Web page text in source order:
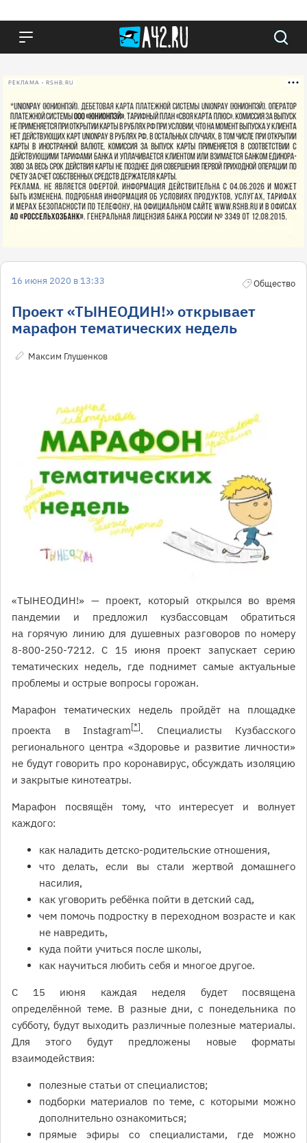
РЕКЛАМА • RSHB.RU
16 июня 2020 в 13:33 Общество
Проект «ТЫНЕОДИН!» открывает
марафон тематических недель
Максим Глушенков
«ТЫНЕОДИН!» — проект, который открылся во время
пандемии и предложил кузбассовцам обратиться
на горячую линию для душевных разговоров по номеру
8-800-250-7212. С 15 июня проект запускает серию
тематических недель, где поднимет самые актуальные
проблемы и острые вопросы горожан.
Марафон тематических недель пройдёт на площадке
проекта в Instagram[*]. Специалисты Кузбасского
регионального центра «Здоровье и развитие личности»
не будут говорить про коронавирус, обсуждать изоляцию
и закрытые кинотеатры.
Марафон посвящён тому, что интересует и волнует
каждого:
как наладить детско-родительские отношения,
что делать, если вы стали жертвой домашнего
насилия,
как уговорить ребёнка пойти в детский сад,
чем помочь подростку в переходном возрасте и как
не навредить,
куда пойти учиться после школы,
как научиться любить себя и многое другое.
С 15 июня каждая неделя будет посвящена
определённой теме. В разные дни, с понедельника по
субботу, будут выходить различные полезные материалы.
Для этого будут предложены новые форматы
взаимодействия:
полезные статьи от специалистов;
подборки материалов по теме, с которыми можно
дополнительно ознакомиться;
прямые эфиры со специалистами, где можно